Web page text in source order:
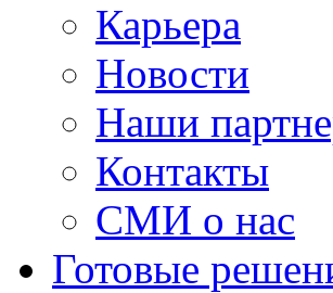
Карьера
Новости
Наши
Контакты
СМИ о нас
Готовые